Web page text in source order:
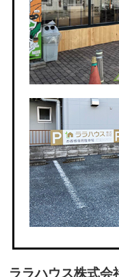
ララハウス株式会